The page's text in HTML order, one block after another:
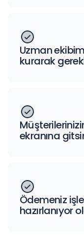
Uzman
kurarak
ekranına
Ödemeniz
hazırlanıyor